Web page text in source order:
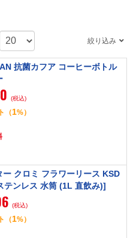
絞り込み
抗菌カフア コーヒーボトル
(税込)
（1%）
ー クロミ フラワーリース KSD
テンレス 水筒 (1L 直飲み)]
(税込)
（1%）